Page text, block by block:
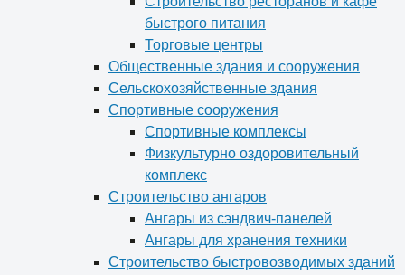
быстрого питания
Торговые центры
Общественные здания и сооружения
Сельскохозяйственные здания
Спортивные сооружения
Спортивные комплексы
Физкультурно оздоровительный
комплекс
Строительство ангаров
Ангары из сэндвич-панелей
Ангары для хранения техники
Строительство быстровозводимых зданий